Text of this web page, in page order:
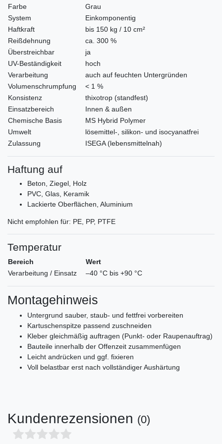
Farbe
Grau
System
Einkomponentig
Haftkraft
bis 150 kg / 10 cm²
Reißdehnung
ca. 300 %
Überstreichbar
ja
UV-Beständigkeit
hoch
Verarbeitung
auch auf feuchten Untergründen
Volumenschrumpfung
< 1 %
Konsistenz
thixotrop (standfest)
Einsatzbereich
Innen & außen
Chemische Basis
MS Hybrid Polymer
Umwelt
lösemittel-, silikon- und isocyanatfrei
Zulassung
ISEGA (lebensmittelnah)
Haftung auf
Beton, Ziegel, Holz
PVC, Glas, Keramik
Lackierte Oberflächen, Aluminium
Nicht empfohlen für: PE, PP, PTFE
Temperatur
Bereich
Wert
Verarbeitung / Einsatz
–40 °C bis +90 °C
Montagehinweis
Untergrund sauber, staub- und fettfrei vorbereiten
Kartuschenspitze passend zuschneiden
Kleber gleichmäßig auftragen (Punkt- oder Raupenauftrag)
Bauteile innerhalb der Offenzeit zusammenfügen
Leicht andrücken und ggf. fixieren
Voll belastbar erst nach vollständiger Aushärtung
Kundenrezensionen (0)